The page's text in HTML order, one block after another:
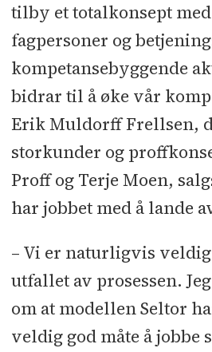
tilby et totalkonsept
fagpersoner og
kompetansebyggende
bidrar til å øke vår
Erik Muldorff Frellsen,
storkunder og
Proff og Terje Moen,
har jobbet med å lande
– Vi er naturligvis
utfallet av prosessen.
om at modellen Seltor
veldig god måte å jobbe